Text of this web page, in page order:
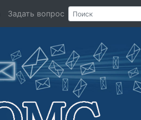
Задать вопрос